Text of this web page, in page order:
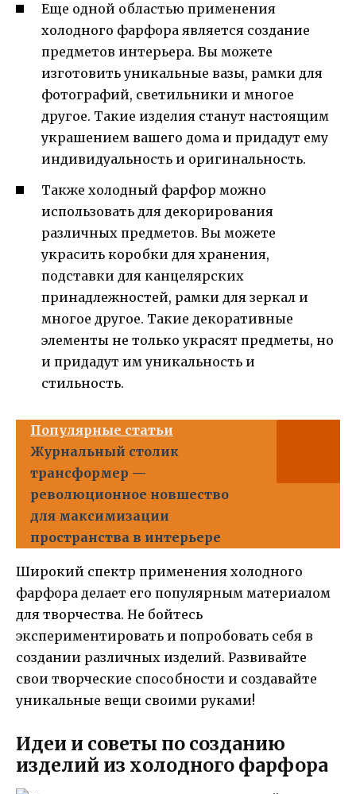
Еще одной областью применения
холодного фарфора является создание
предметов интерьера. Вы можете
изготовить уникальные вазы, рамки для
фотографий, светильники и многое
другое. Такие изделия станут настоящим
украшением вашего дома и придадут ему
индивидуальность и оригинальность.
Также холодный фарфор можно
использовать для декорирования
различных предметов. Вы можете
украсить коробки для хранения,
подставки для канцелярских
принадлежностей, рамки для зеркал и
многое другое. Такие декоративные
элементы не только украсят предметы, но
и придадут им уникальность и
стильность.
Популярные статьи
Журнальный столик
трансформер —
революционное новшество
для максимизации
пространства в интерьере
Широкий спектр применения холодного
фарфора делает его популярным материалом
для творчества. Не бойтесь
экспериментировать и попробовать себя в
создании различных изделий. Развивайте
свои творческие способности и создавайте
уникальные вещи своими руками!
Идеи и советы по созданию
изделий из холодного фарфора